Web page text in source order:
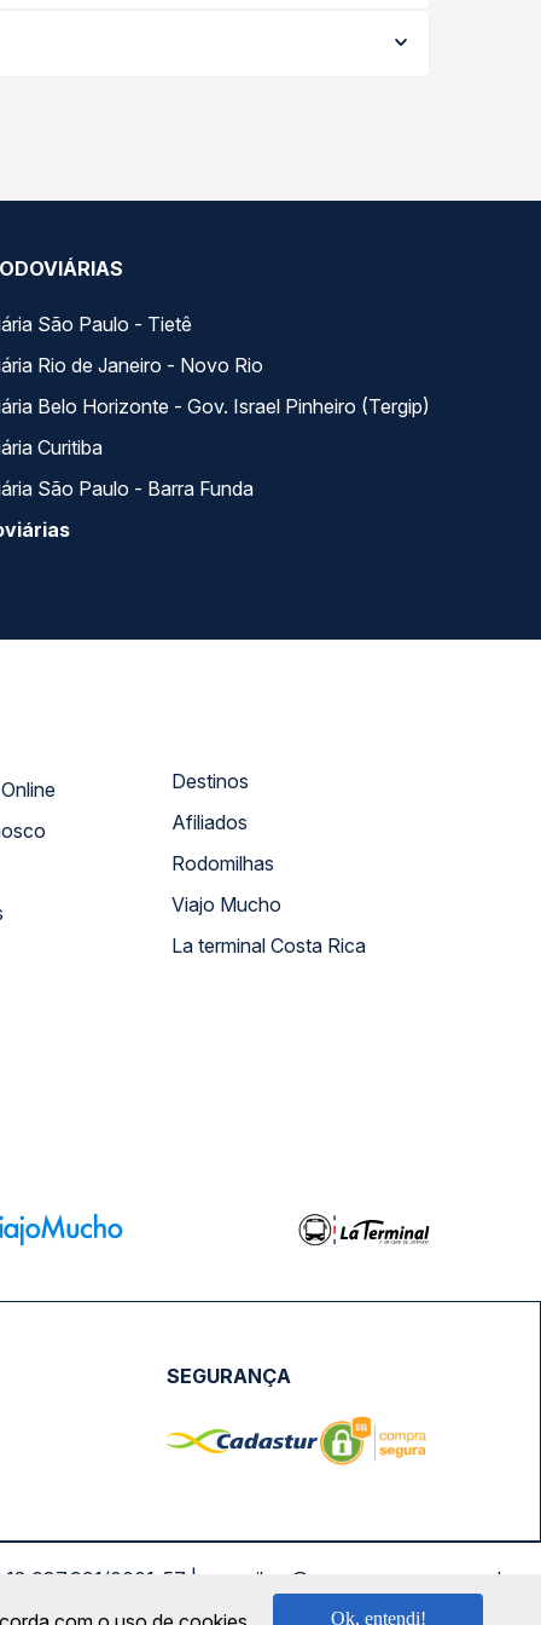
real e garante a melhor oferta para o seu
São Paulo - Tietê
Rio de Janeiro - Novo Rio
Belo Horizonte - Gov. Israel Pinheiro (Tergip)
Curitiba
São Paulo - Barra Funda
Atendimento Online
Destinos
Afiliados
Rodomilhas
Viajo Mucho
La terminal Costa Rica
SEGURANÇA
0001-57 | saconibus@queropassagem.com.br
Ok, entendi!